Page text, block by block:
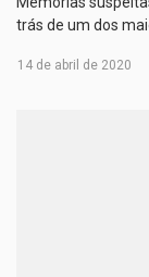
trás de um dos
14 de abril de 2020